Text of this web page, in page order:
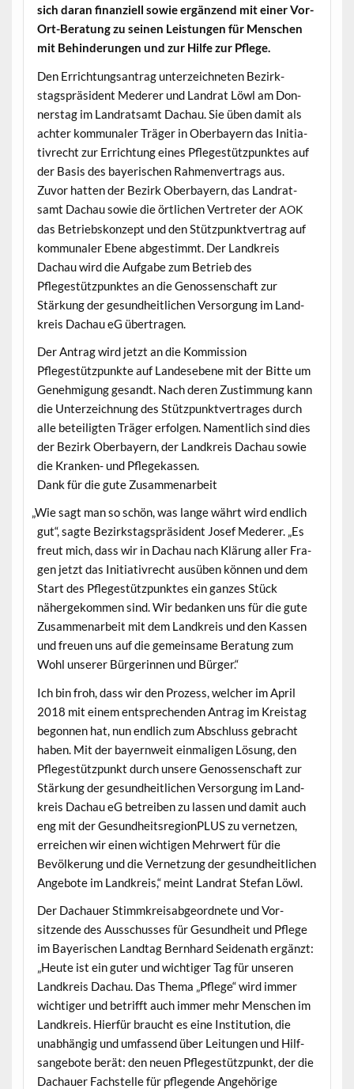
sich daran finanziell sowie ergänzend mit ein­er Vor-
Ort-Beratung zu seinen Leis­tun­gen für Men­schen
mit Behin­derun­gen und zur Hil­fe zur Pflege.
Den Errich­tungsantrag unterze­ich­neten Bezirk­
stagspräsi­dent Med­er­er und Lan­drat Löwl am Don­
ner­stag im Lan­drat­samt Dachau. Sie üben damit als
achter kom­mu­naler Träger in Ober­bay­ern das Ini­tia­
tivrecht zur Errich­tung eines Pflegestützpunk­tes auf
der Basis des bay­erischen Rah­men­ver­trags aus.
Zuvor hat­ten der Bezirk Ober­bay­ern, das Lan­drat­
samt Dachau sowie die örtlichen Vertreter derAOK
das Betrieb­skonzept und den Stützpunk­tver­trag auf
kom­mu­naler Ebene abges­timmt. Der Land­kreis
Dachau wird die Auf­gabe zum Betrieb des
Pflegestützpunk­tes an die Genossen­schaft zur
Stärkung der gesund­heitlichen Ver­sorgung im Land­
kreis Dachau eG übertragen.
Der Antrag wird jet­zt an die Kom­mis­sion
Pflegestützpunk­te auf Lan­desebene mit der Bitte um
Genehmi­gung gesandt. Nach deren Zus­tim­mung kann
die Unterze­ich­nung des Stützpunk­tver­trages durch
alle beteiligten Träger erfol­gen. Namentlich sind dies
der Bezirk Ober­bay­ern, der Land­kreis Dachau sowie
die Kranken- und Pflegekassen.
Dank für die gute Zusammenarbeit
„Wie sagt man so schön, was lange währt wird endlich
gut“, sagte Bezirk­stagspräsi­dent Josef Med­er­er. „Es
freut mich, dass wir in Dachau nach Klärung aller Fra­
gen jet­zt das Ini­tia­tivrecht ausüben kön­nen und dem
Start des Pflegestützpunk­tes ein ganzes Stück
nähergekom­men sind. Wir bedanken uns für die gute
Zusam­me­nar­beit mit dem Land­kreis und den Kassen
und freuen uns auf die gemein­same Beratung zum
Wohl unser­er Bürg­erin­nen und Bürger.“
Ich bin froh, dass wir den Prozess, welch­er im April
2018 mit einem entsprechen­den Antrag im Kreistag
begonnen hat, nun endlich zum Abschluss gebracht
haben. Mit der bay­ern­weit ein­ma­li­gen Lösung, den
Pflegestützpunkt durch unsere Genossen­schaft zur
Stärkung der gesund­heitlichen Ver­sorgung im Land­
kreis Dachau eG betreiben zu lassen und damit auch
eng mit der Gesund­heit­sre­gion­PLUS zu ver­net­zen,
erre­ichen wir einen wichti­gen Mehrw­ert für die
Bevölkerung und die Ver­net­zung der gesund­heitlichen
Ange­bote im Land­kreis,“ meint Lan­drat Ste­fan Löwl.
Der Dachauer Stimmkreis­ab­ge­ord­nete und Vor­
sitzende des Auss­chuss­es für Gesund­heit und Pflege
im Bay­erischen Land­tag Bern­hard Sei­de­nath ergänzt:
„Heute ist ein guter und wichtiger Tag für unseren
Land­kreis Dachau. Das The­ma „Pflege“ wird immer
wichtiger und bet­rifft auch immer mehr Men­schen im
Land­kreis. Hier­für braucht es eine Insti­tu­tion, die
unab­hängig und umfassend über Leitun­gen und Hil­f­
sange­bote berät: den neuen Pflegestützpunkt, der die
Dachauer Fach­stelle für pfle­gende Ange­hörige